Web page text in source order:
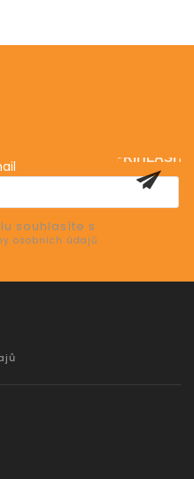
souhlasíte s
osobních údajů
PŘIHLÁSIT